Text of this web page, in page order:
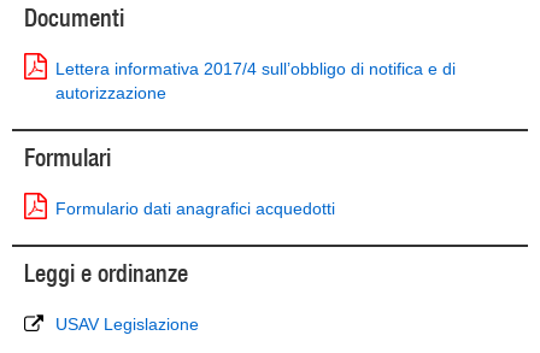
Documenti
Lettera informativa 2017/4 sull’obbligo di notifica e di
autorizzazione
Formulari
Formulario dati anagrafici acquedotti
Leggi e ordinanze
USAV Legislazione